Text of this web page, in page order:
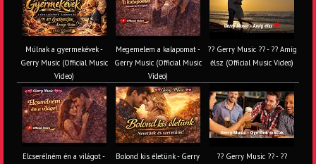
Múlnak a gyermekévek -
Gerry Music (Official Music
Video)
Megemelem a kalapomat -
Gerry Music (Official Music
Video)
?? Gerry Music ?? - ?? Amíg
élsz (Official Music Video)
Elcserélném én a világot -
Bolond kis életünk - Gerry
?? Gerry Music ?? - ??